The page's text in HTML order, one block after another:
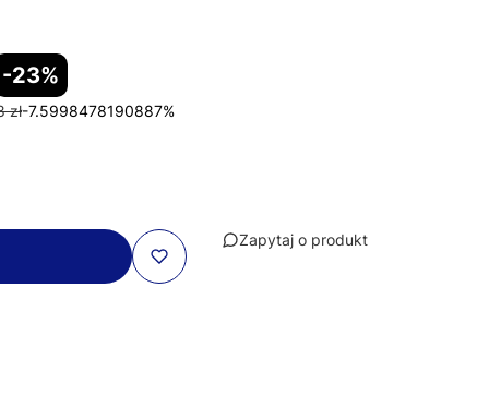
-23%
zł-7.5998478190887%
Zapytaj o produkt